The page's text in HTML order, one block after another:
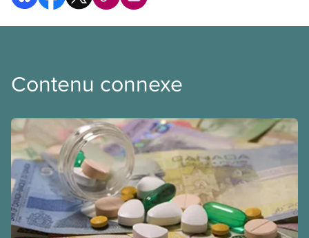
Contenu connexe